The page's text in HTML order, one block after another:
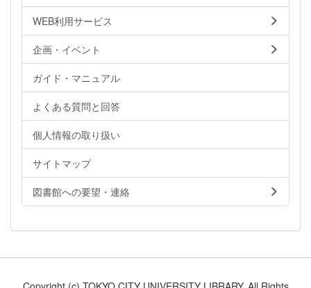
WEB利用サービス
企画・イベント
ガイド・マニュアル
よくある質問と回答
個人情報の取り扱い
サイトマップ
図書館への要望・連絡